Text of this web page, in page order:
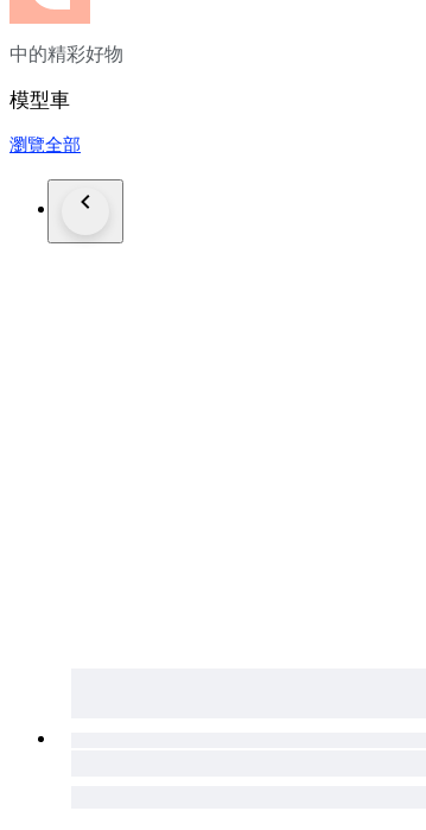
中的精彩好物
模型車
瀏覽全部